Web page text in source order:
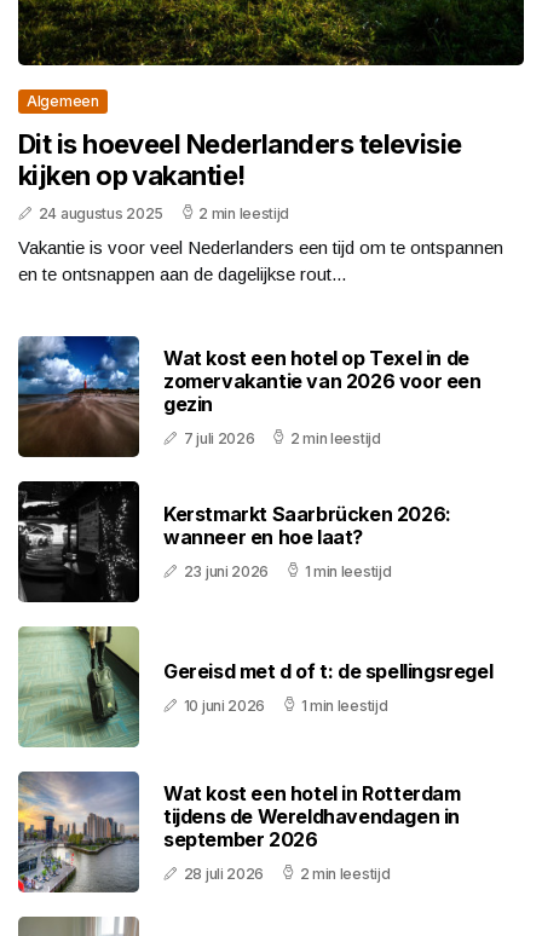
Algemeen
Dit is hoeveel Nederlanders televisie
kijken op vakantie!
24 augustus 2025 2 min leestijd
Vakantie is voor veel Nederlanders een tijd om te ontspannen
en te ontsnappen aan de dagelijkse rout...
Wat kost een hotel op Texel in de
zomervakantie van 2026 voor een
gezin
7 juli 2026 2 min leestijd
Kerstmarkt Saarbrücken 2026:
wanneer en hoe laat?
23 juni 2026 1 min leestijd
Gereisd met d of t: de spellingsregel
10 juni 2026 1 min leestijd
Wat kost een hotel in Rotterdam
tijdens de Wereldhavendagen in
september 2026
28 juli 2026 2 min leestijd